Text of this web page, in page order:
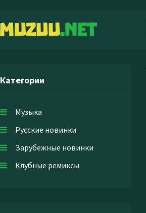
Категории
Музыка
Русские новинки
Зарубежные новинки
Клубные ремиксы